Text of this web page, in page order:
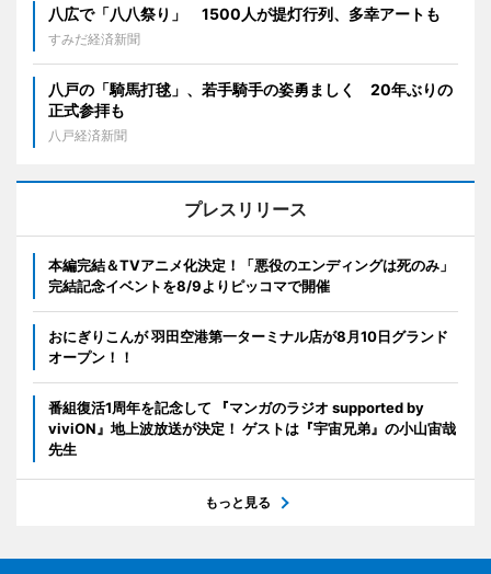
八広で「八八祭り」 1500人が提灯行列、多幸アートも
すみだ経済新聞
八戸の「騎馬打毬」、若手騎手の姿勇ましく 20年ぶりの
正式参拝も
八戸経済新聞
プレスリリース
本編完結＆TVアニメ化決定！「悪役のエンディングは死のみ」
完結記念イベントを8/9よりピッコマで開催
おにぎりこんが 羽田空港第一ターミナル店が8月10日グランド
オープン！！
番組復活1周年を記念して 『マンガのラジオ supported by
viviON』地上波放送が決定！ ゲストは『宇宙兄弟』の小山宙哉
先生
もっと見る